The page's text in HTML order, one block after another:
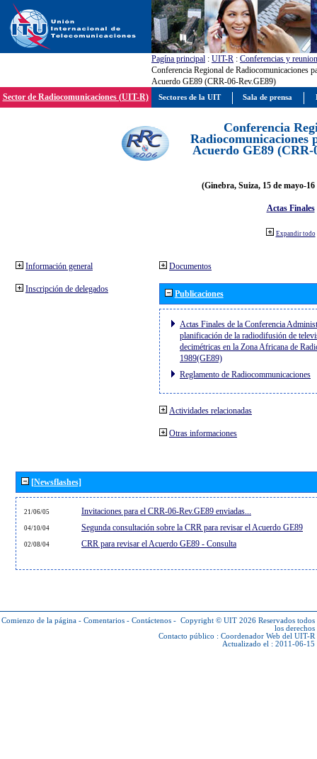
Pagína principal : UIT-R : Conferencias y
Conferencia Regional de Radiocomunicaciones
Acuerdo GE89 (CRR-06-Rev.GE89)
Sector de Radiocomunicaciones (UIT-R)
Conferencia
Radiocomunicaciones
Acuerdo GE89 (CRR-
(Ginebra, Suiza, 15 de mayo-
Actas Finales
Expandir todo
Información general
Inscripción de delegados
Documentos
Publicaciones
Actas Finales de la Conferencia
planificación de la radiodifusión de
decimétricas en la Zona Africana de
1989(GE89)
Reglamento de Radiocommunicaciones
Actividades relacionadas
Otras informaciones
[Newsflashes]
21/06/05 Invitaciones para el CRR-06-Rev.GE89 enviadas...
04/10/04 Segunda consultación sobre la CRR para revisar el Acuerdo GE89
02/08/04 CRR para revisar el Acuerdo GE89 - Consulta
Comienzo de la página - Comentarios - Contáctenos - Copyright © UIT 2026 Reservados todos
los derechos
Contacto público : Coordenador Web del UIT-R
Actualizado el : 2011-06-15
Sectores de la UIT Sala de prensa